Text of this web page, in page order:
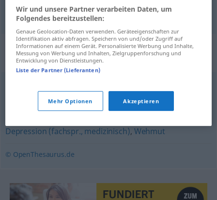
przygnębienie Niedergeschlagenheit
Synonyme für
"Niedergeschlagenheit"
Erschöpfung
Depression (fachspr., medizinisch), Wehmut
© OpenThesaurus.de
Wir und unsere Partner verarbeiten Daten, um
Folgendes bereitzustellen:
Genaue Geolocation-Daten verwenden. Geräteeigenschaften zur
Identifikation aktiv abfragen. Speichern von und/oder Zugriff auf
Informationen auf einem Gerät. Personalisierte Werbung und Inhalte,
Messung von Werbung und Inhalten, Zielgruppenforschung und
Entwicklung von Dienstleistungen.
Liste der Partner (Lieferanten)
Mehr Optionen Akzeptieren